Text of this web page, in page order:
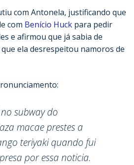
com Antonela, justificando que
com Benício Huck para pedir
e afirmou que já sabia de
ela desrespeitou namoros de
subway do
macae prestes a
teriyaki quando fui
por essa noticia.